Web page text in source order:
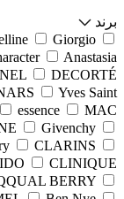
برند
Giorgio
Anastasia
DECORTÉ
Yves Saint
essence
MAC
Givenchy
CLARINS
CLINIQUE
BERRY